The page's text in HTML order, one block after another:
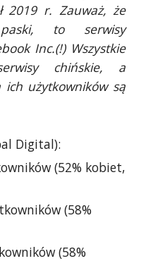
2019 r. Zauważ, że
to serwisy
Inc.(!) Wszystkie
chińskie, a
ich użytkowników są
Digital):
(52% kobiet,
(58%
(58%